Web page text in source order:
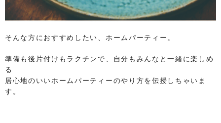
そんな方におすすめしたい、ホームパーティー。
準備も後片付けもラクチンで、自分もみんなと一緒に楽しめ
る
居心地のいいホームパーティーのやり方を伝授しちゃいま
す。